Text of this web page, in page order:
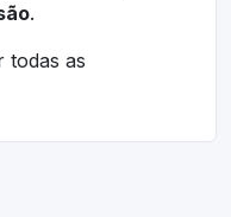
.
todas as